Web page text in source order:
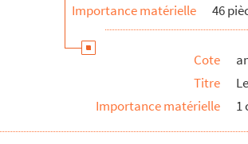
Importance matérielle
46
Cote
Titre
Importance matérielle
1